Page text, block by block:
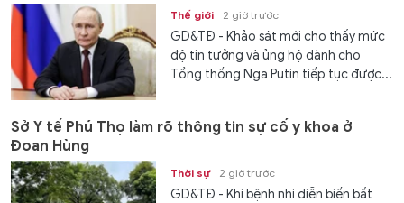
Thế giới 2 giờ trước
GD&TĐ - Khảo sát mới cho thấy mức
độ tin tưởng và ủng hộ dành cho
Tổng thống Nga Putin tiếp tục được...
Sở Y tế Phú Thọ làm rõ thông tin sự cố y khoa ở
Đoan Hùng
Thời sự 2 giờ trước
GD&TĐ - Khi bệnh nhi diễn biến bất